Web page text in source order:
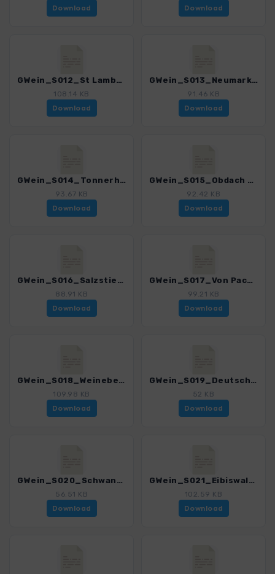
Download
Download
GWein_S012_St Lambrecht - Neumarkt_4550_1.gpx
108.14 KB
Download
GWein_S013_Neumarkt - Tonnerhuette_4550_1.gpx
91.46 KB
Download
GWein_S014_Tonnerhuette - Obdach_4550_1.gpx
93.67 KB
Download
GWein_S015_Obdach - Salzstiegl_4550_1.gpx
92.42 KB
Download
GWein_S016_Salzstiegl auf die Pack_4550_1.gpx
88.91 KB
Download
GWein_S017_Von Pack auf die Weinebene_4550_1.gpx
99.21 KB
Download
GWein_S018_Weinebene - Deutschlandsberg_4550_1.gpx
109.98 KB
Download
GWein_S019_Deutschlandsberg - Schwanberg_4550_1.gpx
52 KB
Download
GWein_S020_Schwanberg - Eibiswald_4550_1.gpx
56.51 KB
Download
GWein_S021_Eibiswald - Remschnigg_4550_1.gpx
102.59 KB
Download